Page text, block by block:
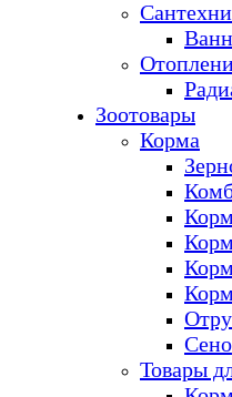
Зоотовары
Корма
Сено
Товары